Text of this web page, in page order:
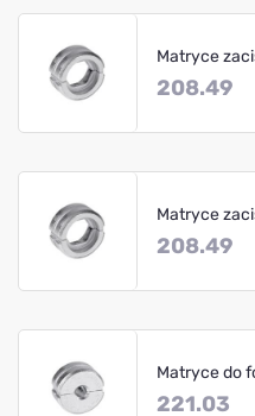
Matryce
208.49
Matryce
208.49
Matryce do
221.03